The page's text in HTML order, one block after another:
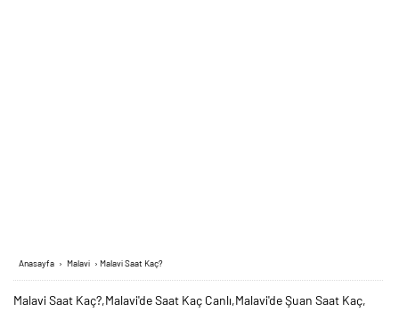
Anasayfa › Malavi › Malavi Saat Kaç?
Malavi Saat Kaç?,Malavi'de Saat Kaç Canlı,Malavi'de Şuan Saat Kaç,